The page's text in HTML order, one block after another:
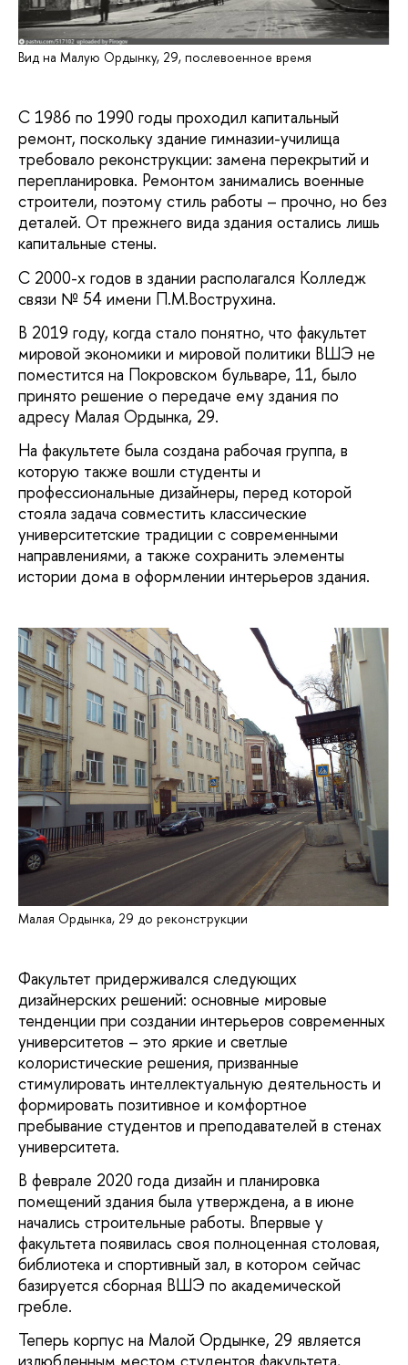
Вид на Малую Ордынку, 29, послевоенное время
С 1986 по 1990 годы проходил капитальный
ремонт, поскольку здание гимназии-училища
требовало реконструкции: замена перекрытий и
перепланировка. Ремонтом занимались военные
строители, поэтому стиль работы – прочно, но без
деталей. От прежнего вида здания остались лишь
капитальные стены.
С 2000-х годов в здании располагался Колледж
связи № 54 имени П.М.Вострухина.
В 2019 году, когда стало понятно, что факультет
мировой экономики и мировой политики ВШЭ не
поместится на Покровском бульваре, 11, было
принято решение о передаче ему здания по
адресу Малая Ордынка, 29.
На факультете была создана рабочая группа, в
которую также вошли студенты и
профессиональные дизайнеры, перед которой
стояла задача совместить классические
университетские традиции с современными
направлениями, а также сохранить элементы
истории дома в оформлении интерьеров здания.
Малая Ордынка, 29 до реконструкции
Факультет придерживался следующих
дизайнерских решений: основные мировые
тенденции при создании интерьеров современных
университетов – это яркие и светлые
колористические решения, призванные
стимулировать интеллектуальную деятельность и
формировать позитивное и комфортное
пребывание студентов и преподавателей в стенах
университета.
В феврале 2020 года дизайн и планировка
помещений здания была утверждена, а в июне
начались строительные работы. Впервые у
факультета появилась своя полноценная столовая,
библиотека и спортивный зал, в котором сейчас
базируется сборная ВШЭ по академической
гребле.
Теперь корпус на Малой Ордынке, 29 является